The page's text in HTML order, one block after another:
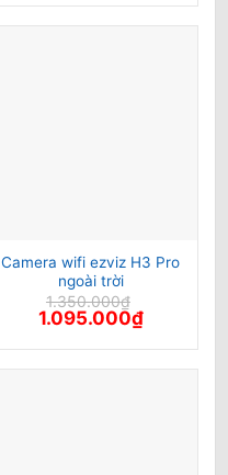
Camera wifi ezviz H3 Pro
ngoài trời
1.350.000₫
Giá
gốc
là:
1.095.000₫Giá
hiện
tại